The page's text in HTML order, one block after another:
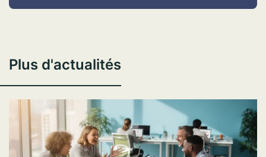
Plus d'actualités